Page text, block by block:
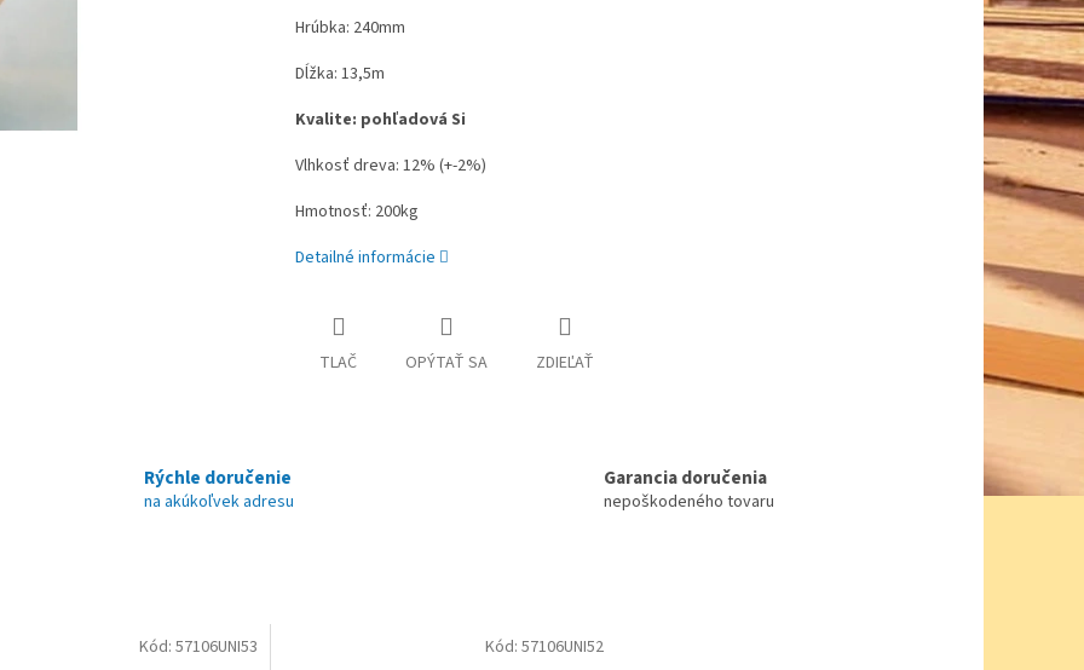
Hrúbka: 240mm
Dĺžka: 13,5m
Kvalite: pohľadová Si
Vlhkosť dreva: 12% (+-2%)
Hmotnosť: 200kg
Detailné informácie
TLAČ OPÝTAŤ SA ZDIEĽAŤ
Rýchle doručenie
na akúkoľvek adresu
Garancia doručenia
nepoškodeného tovaru
Kód: 57106UNI53 Kód: 57106UNI52